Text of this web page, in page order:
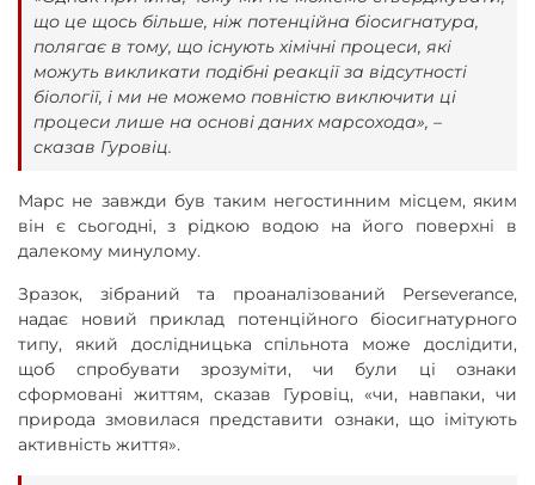
що це щось більше, ніж потенційна біосигнатура,
полягає в тому, що існують хімічні процеси, які
можуть викликати подібні реакції за відсутності
біології, і ми не можемо повністю виключити ці
процеси лише на основі даних марсохода», –
сказав Гуровіц.
Марс не завжди був таким негостинним місцем, яким
він є сьогодні, з рідкою водою на його поверхні в
далекому минулому.
Зразок, зібраний та проаналізований Perseverance,
надає новий приклад потенційного біосигнатурного
типу, який дослідницька спільнота може дослідити,
щоб спробувати зрозуміти, чи були ці ознаки
сформовані життям, сказав Гуровіц, «чи, навпаки, чи
природа змовилася представити ознаки, що імітують
активність життя».